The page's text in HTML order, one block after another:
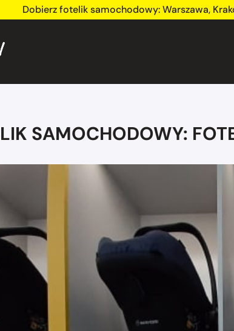
Dobierz fotelik samochodowy:Warszawa,
SAMOCHODOWY: